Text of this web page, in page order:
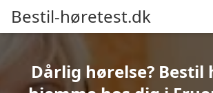
Bestil-høretest.dk
Dårlig hørelse? Bestil